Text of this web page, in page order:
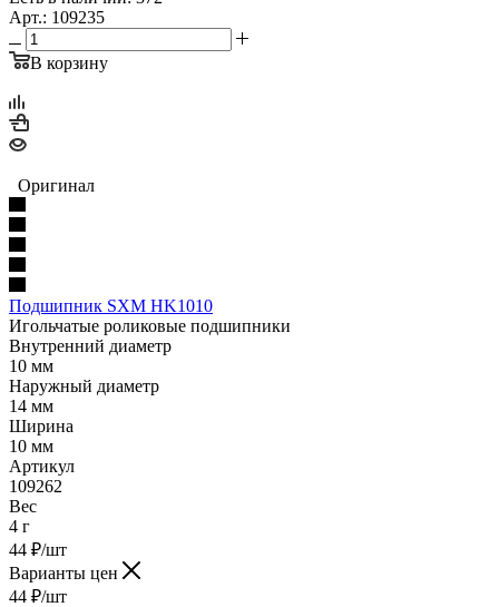
Арт.: 109235
В корзину
Оригинал
Подшипник SXM HK1010
Игольчатые роликовые подшипники
Внутренний диаметр
10 мм
Наружный диаметр
14 мм
Ширина
10 мм
Артикул
109262
Вес
4 г
44 ₽/шт
Варианты цен
44 ₽/шт